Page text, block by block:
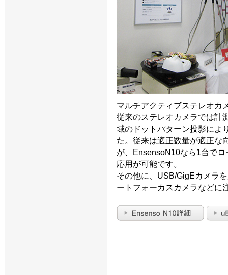
マルチアクティブステレオカ
従来のステレオカメラでは計
域のドットパターン投影によ
た。従来は適正数量が適正な
が、EnsensoN10なら1台で
応用が可能です。
その他に、USB/GigEカメラ
ートフォーカスカメラなどに